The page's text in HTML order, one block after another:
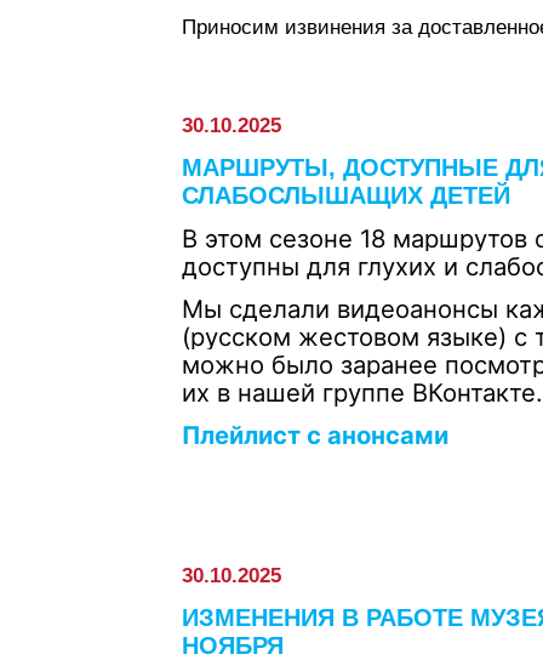
Приносим извинения за
30.10.2025
МАРШРУТЫ, ДОСТУПНЫЕ
СЛАБОСЛЫШАЩИХ ДЕТЕЙ
В этом сезоне 18 маршрутов
доступны для глухих и
Мы сделали видеоанонсы
(русском жестовом языке) с
можно было заранее
их в нашей группе ВКонтакте.
Плейлист с анонсами
30.10.2025
ИЗМЕНЕНИЯ В РАБОТЕ
НОЯБРЯ